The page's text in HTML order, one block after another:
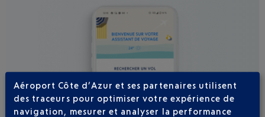
Aéroport Côte d’Azur et ses partenaires utilisent
des traceurs pour optimiser votre expérience de
navigation, mesurer et analyser la performance